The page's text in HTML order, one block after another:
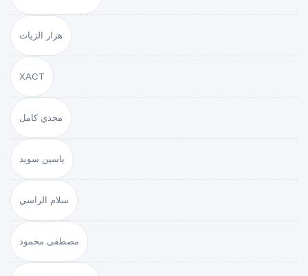
هزار الزيات
XACT
مجدي كامل
ياسين سويد
سلام الراسي
مصطفى محمود